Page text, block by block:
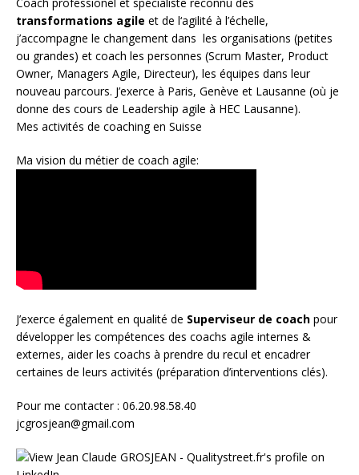
transformations agile et de l‘agilité à l’échelle,
j’accompagne le changement dans les organisations (petites
ou grandes) et coach les personnes (Scrum Master, Product
Owner, Managers Agile, Directeur), les équipes dans leur
nouveau parcours. J’exerce à Paris, Genève et Lausanne (où je
donne des cours de Leadership agile à HEC Lausanne).
Mes activités de coaching en Suisse
Ma vision du métier de coach agile:
J’exerce également en qualité de Superviseur de coach pour
développer les compétences des coachs agile internes &
externes, aider les coachs à prendre du recul et encadrer
certaines de leurs activités (préparation d’interventions clés).
Pour me contacter : 06.20.98.58.40
jcgrosjean@gmail.com